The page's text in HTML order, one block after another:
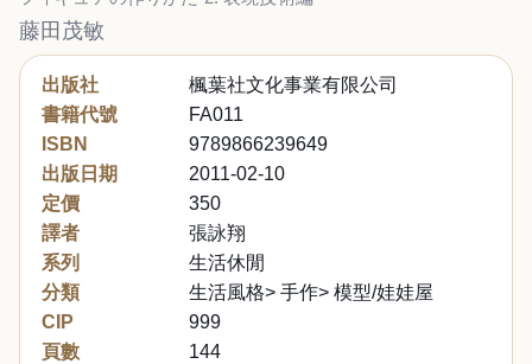
藤田茂敏
出版社
楓葉社文化事業有限公司
書籍代號
FA011
ISBN
9789866239649
出版日期
2011-02-10
定價
350
譯者
張詠翔
系列
生活休閒
分類
生活風格> 手作> 模型/娃娃屋
CIP
999
頁數
144